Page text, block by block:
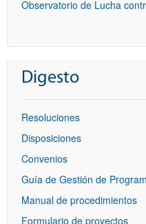
Observatorio de Lucha
Digesto
Resoluciones
Disposiciones
Convenios
Guía de Gestión de
Manual de procedimientos
Formulario de proyectos